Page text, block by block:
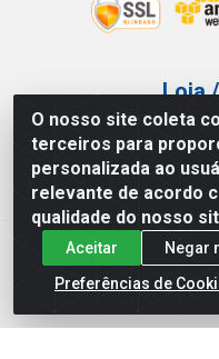
O nosso site coleta
terceiros para
personalizada ao
relevante de acordo
qualidade do nosso
Aceitar
Negar
Preferências de
Loja
Tel.:
Av Vautier,
Atef Distribuidora
Paulo/SP - CEP